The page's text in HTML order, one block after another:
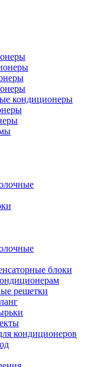
кондиционеры
блоки
решетки
кондиционеров